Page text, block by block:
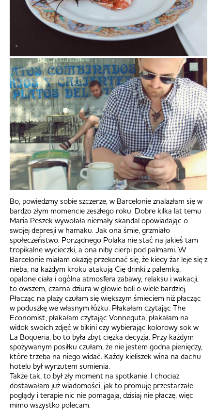
Bo, powiedzmy sobie szczerze, w Barcelonie znalazłam się w
bardzo złym momencie zeszłego roku. Dobre kilka lat temu
Maria Peszek wywołała niemały skandal opowiadając o
swojej depresji w hamaku. Jak ona śmie, grzmiało
społeczeństwo. Porządnego Polaka nie stać na jakieś tam
tropikalne wycieczki, a ona niby cierpi pod palmami. W
Barcelonie miałam okazję przekonać się, że kiedy żar leje się z
nieba, na każdym kroku atakują Cię drinki z palemką,
opalone ciała i ogólna atmosfera zabawy, relaksu i wakacji,
to owszem, czarna dziura w głowie boli o wiele bardziej.
Płacząc na plaży czułam się większym śmieciem niż płacząc
w poduszkę we własnym łóżku. Płakałam czytając The
Economist, płakałam czytając Vonneguta, płakałam na
widok swoich zdjęć w bikini czy wybierając kolorowy sok w
La Boqueria, bo to była zbyt ciężka decyzja. Przy każdym
spożywanym posiłku czułam, że nie jestem godna pieniędzy,
które trzeba na niego widać. Każdy kieliszek wina na dachu
hotelu był wyrzutem sumienia.
Także tak, to był zły moment na spotkanie. I chociaż
dostawałam już wiadomości, jak to promuję przestarzałe
poglądy i terapie nic nie pomagają, dzisiaj nie płaczę, więc
mimo wszystko polecam.